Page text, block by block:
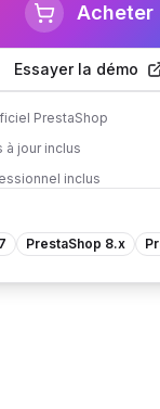
Acheter
Essayer la démo
PrestaShop
à jour inclus
inclus
PrestaShop 8.x